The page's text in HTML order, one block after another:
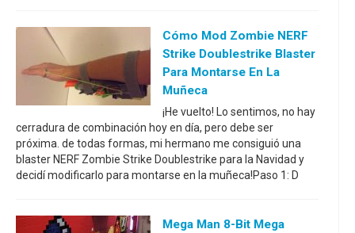
Cómo Mod Zombie NERF
Strike Doublestrike Blaster
Para Montarse En La
Muñeca
¡He vuelto! Lo sentimos, no hay
cerradura de combinación hoy en día, pero debe ser
próxima. de todas formas, mi hermano me consiguió una
blaster NERF Zombie Strike Doublestrike para la Navidad y
decidí modificarlo para montarse en la muñeca!Paso 1: D
Mega Man 8-Bit Mega